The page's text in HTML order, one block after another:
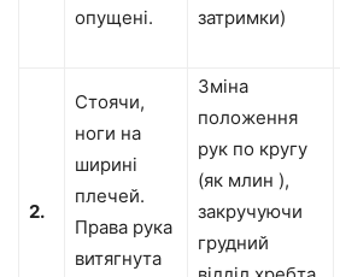
опущені.
затримки)
2.
Стоячи,
ноги на
ширині
плечей.
Права рука
витягнута
Зміна
положення
рук по кругу
(як млин ),
закручуючи
грудний